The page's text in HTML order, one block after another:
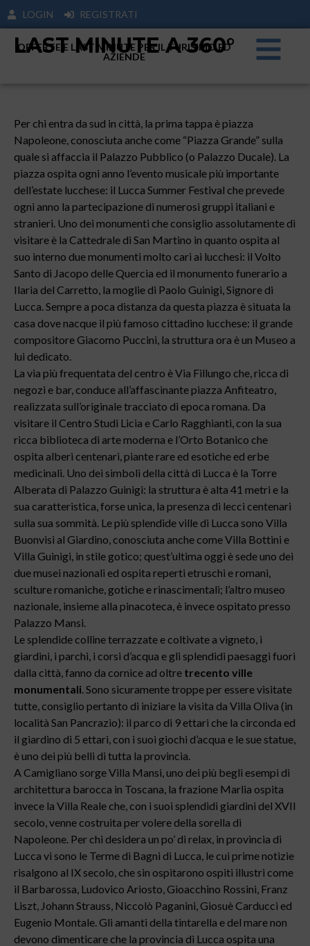
LOGIN REGISTRATI
LAST MINUTE A 360°
OFFERTE E LAST MINUTE PER IL TURISIMO ED
AZIENDE
Per chi entra da sud in città, la prima tappa è piazza
Napoleone, conosciuta anche come “Piazza Grande” sulla
quale si affaccia il Palazzo Pubblico (o Palazzo Ducale). La
piazza ospita ogni anno l’evento musicale più importante
dell’estate lucchese: il Lucca Summer Festival che prevede
ogni anno la partecipazione di numerosi gruppi italiani e
stranieri. Uno dei monumenti che consiglio assolutamente di
visitare è la Cattedrale di San Martino in quanto ospita al
suo interno due monumenti molto cari ai lucchesi: il Volto
Santo di Jacopo delle Quercia ed il monumento funerario a
Ilaria del Carretto, la moglie di Paolo Guinigi, Signore di
Lucca. Sempre a poca distanza da questa piazza è situata la
casa dove nacque il più famoso cittadino lucchese: il grande
compositore Giacomo Puccini, la struttura ora è un Museo a
lui dedicato.
La via più frequentata del centro è Via Fillungo che, ricca di
negozi e bar, conduce all’affascinante piazza Anfiteatro,
realizzata sull’originale tracciato di epoca romana. Da
visitare il Centro Studi Licia e Carlo Ragghianti, con la sua
ricca biblioteca di arte moderna e l’Orto Botanico che
ospita alberi centenari, piante rare ed esotiche ed erbe
medicinali. Uno dei simboli della città di Lucca è la Torre
Alberata di Palazzo Guinigi: la struttura è alta 41 metri e la
sua caratteristica, forse unica, la presenza di lecci centenari
sulla sua sommità. Le più splendide ville di Lucca sono Villa
Buonvisi al Giardino, conosciuta anche come Villa Bottini e
Villa Guinigi, in stile gotico; quest’ultima oggi è sede uno dei
due musei nazionali ed ospita reperti etruschi e romani,
sculture romaniche, gotiche e rinascimentali; l’altro museo
nazionale, insieme alla pinacoteca, è invece ospitato presso
Palazzo Mansi.
Le splendide colline terrazzate e coltivate a vigneto, i
giardini, i parchi, i corsi d’acqua e gli splendidi paesaggi fuori
dalla città, fanno da cornice ad oltre trecento ville
monumentali. Sono sicuramente troppe per essere visitate
tutte, consiglio pertanto di iniziare la visita da Villa Oliva (in
località San Pancrazio): il parco di 9 ettari che la circonda ed
il giardino di 5 ettari, con i suoi giochi d’acqua e le sue statue,
è uno dei più belli di tutta la provincia.
A Camigliano sorge Villa Mansi, uno dei più begli esempi di
architettura barocca in Toscana, la frazione Marlia ospita
invece la Villa Reale che, con i suoi splendidi giardini del XVII
secolo, venne costruita per volere della sorella di
Napoleone. Per chi desidera un po’ di relax, in provincia di
Lucca vi sono le Terme di Bagni di Lucca, le cui prime notizie
risalgono al IX secolo, che sin ospitarono ospiti illustri come
il Barbarossa, Ludovico Ariosto, Gioacchino Rossini, Franz
Liszt, Johann Strauss, Niccolò Paganini, Giosuè Carducci ed
Eugenio Montale. Gli amanti della tintarella e del mare non
devono dimenticare che la provincia di Lucca ospita una